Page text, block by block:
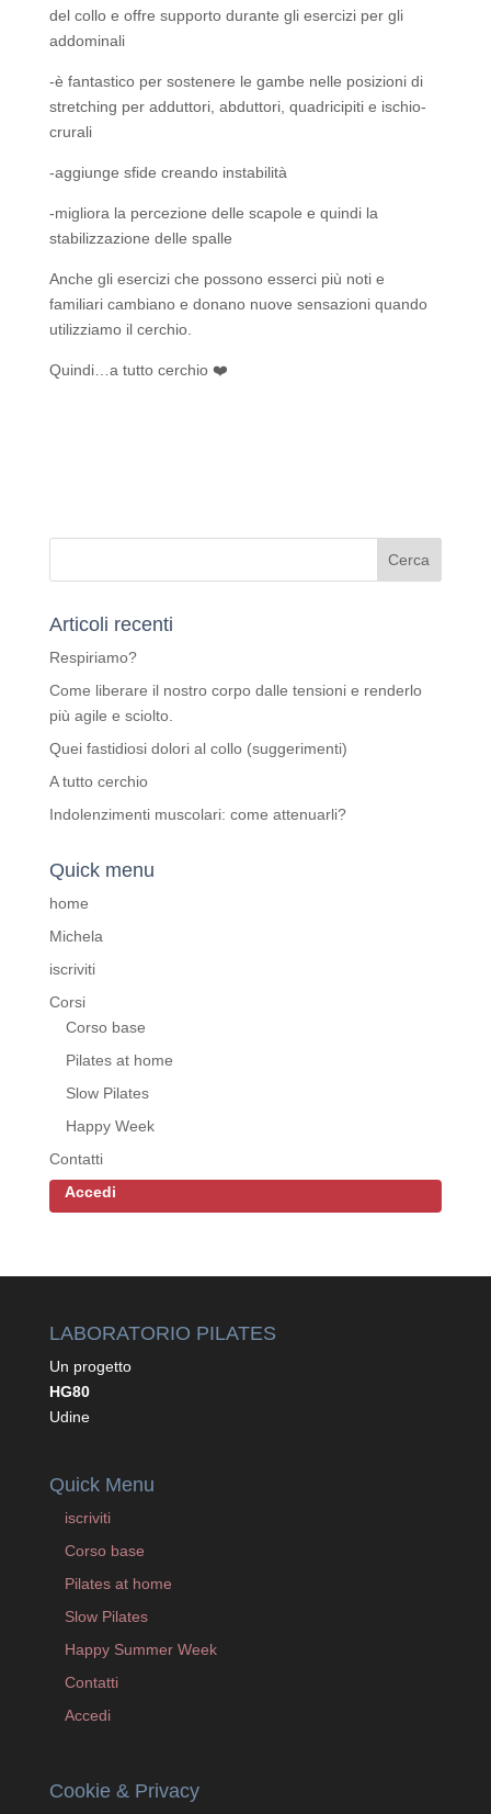
del collo e offre supporto durante gli esercizi per gli
addominali
-è fantastico per sostenere le gambe nelle posizioni di
stretching per adduttori, abduttori, quadricipiti e ischio-
crurali
-aggiunge sfide creando instabilità
-migliora la percezione delle scapole e quindi la
stabilizzazione delle spalle
Anche gli esercizi che possono esserci più noti e
familiari cambiano e donano nuove sensazioni quando
utilizziamo il cerchio.
Quindi…a tutto cerchio ❤️
Articoli recenti
Respiriamo?
Come liberare il nostro corpo dalle tensioni e renderlo
più agile e sciolto.
Quei fastidiosi dolori al collo (suggerimenti)
A tutto cerchio
Indolenzimenti muscolari: come attenuarli?
Quick menu
home
Michela
iscriviti
Corsi
Corso base
Pilates at home
Slow Pilates
Happy Week
Contatti
Accedi
LABORATORIO PILATES
Un progetto
HG80
Udine
Quick Menu
iscriviti
Corso base
Pilates at home
Slow Pilates
Happy Summer Week
Contatti
Accedi
Cookie & Privacy